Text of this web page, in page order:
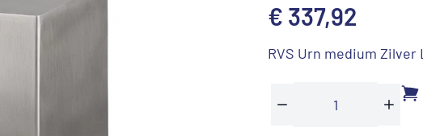
€ 337,92
RVS Urn medium Zilver